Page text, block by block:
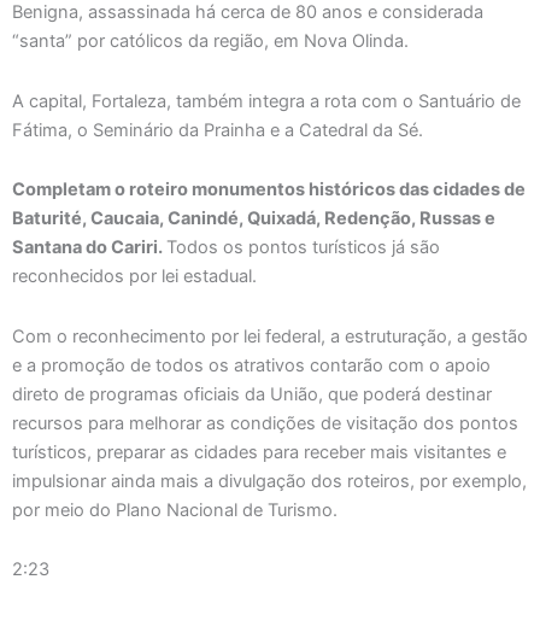
Benigna, assassinada há cerca de 80 anos e considerada
“santa” por católicos da região, em Nova Olinda.
A capital, Fortaleza, também integra a rota com o Santuário de
Fátima, o Seminário da Prainha e a Catedral da Sé.
Completam o roteiro monumentos históricos das cidades de
Baturité, Caucaia, Canindé, Quixadá, Redenção, Russas e
Santana do Cariri. Todos os pontos turísticos já são
reconhecidos por lei estadual.
Com o reconhecimento por lei federal, a estruturação, a gestão
e a promoção de todos os atrativos contarão com o apoio
direto de programas oficiais da União, que poderá destinar
recursos para melhorar as condições de visitação dos pontos
turísticos, preparar as cidades para receber mais visitantes e
impulsionar ainda mais a divulgação dos roteiros, por exemplo,
por meio do Plano Nacional de Turismo.
2:23